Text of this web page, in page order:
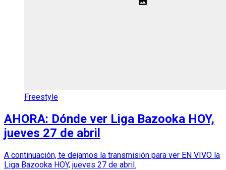
Freestyle
AHORA: Dónde ver Liga Bazooka HOY,
jueves 27 de abril
A continuación, te dejamos la transmisión para ver EN VIVO la
Liga Bazooka HOY, jueves 27 de abril.